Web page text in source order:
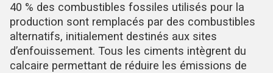
40 % des combustibles fossiles utilisés pour la
production sont remplacés par des combustibles
alternatifs, initialement destinés aux sites
d’enfouissement. Tous les ciments intègrent du
calcaire permettant de réduire les émissions de